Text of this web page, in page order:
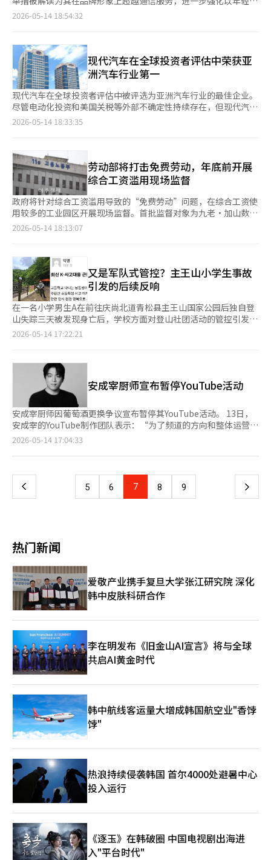
基于包括Dasakin在内的9种血液癌症治疗药物，构建了从诊断到
复发与不应答阶段的全周期治疗解决方案。博领BD&营销总部的成
续性和提高生活质量”，并表示：“我们将通过血液癌症的专业性
和学术依据为中心的营销，努力实现早期市场落地，赢得医疗人员
和患者的信任。”◆百卡斯针对X世代的广告……“重新唤醒热
情”东亚制药于14日发布了疲劳恢复药百卡斯的新广告活动‘请听
我说百卡斯’。此次活动将X世代重新定义为不仅仅是中年，而是
引领变化与挑战的一代，并将百卡斯扩展为超越“疲劳恢复”的品
牌，唤醒热情与潜力。广告中使用了X世代的代表音乐，如Seo
Taiji and Boys的‘我知道’和Duo的‘我们’，以增强共鸣。广
了听音乐的意义和饮用产品的意义，传递了激发能量的信息。广告
将在电视和数字渠道上发布。东亚制药相关人士表示：“此次活动
不仅是简单的安慰，更是重新照亮X世代的存在感和当下意义”，
并表示：“我们计划扩大品牌体验，使百卡斯不仅是疲劳恢复药，
更是唤醒热情、年轻和挑战意识的品牌。”※ 本报道经人工智能
（AI）系统翻译与编辑。
和应用程序上下载促销券，以300元的价格预订13日的文化日场
次。促销券采用先到先得的方式发放。《杀目地》是一部恐怖片，
前往水库，最终与黑暗深邃的水下某种东西相遇的故事。※ 本报
道经人工智能（AI）系统翻译与编辑。
代的情感、关系和内容消费体验为核心的生活方式平台战略。 LG
约.U+心意邮局”。 YouTube粉丝节是一个汇聚创作者、粉丝和年
轻一代，共同分享内容与文化的重要活动。在此次活动中，LG
U+将与谷歌、YouTube共同展示一个关注年轻一代情感表达和沟
通方式的品牌体验空间。 近年来，通信行业的AI技术竞争已从单纯
的功能和性能扩展到用户体验和品牌体验的中心。尤其是年轻一代
的内容消费和社区活动对平台使用体验产生了广泛影响，通信公司
也开始更加注重情感连接和日常AI体验的提供，而非单纯的技术本
身。 LG U+在此次快闪活动中，重点并非展示AI技术，而是关注情
媒体进行沟通的年轻一代，往往在真实情感表达上感到压力，因此
设计了结合手写信的模拟体验与AI技术的结构。 快闪展位以“邮
局”为主题，观众可以通过自助终端输入想要传达的对象和信息，
AI将整理内容并以实际信件的形式打印出来。这一体验不仅是简单
的数字信息，而是通过亲自书写和传递信件的方式，让技术更自然
地帮助情感表达。 体验空间将以情境任务的形式运营。观众可以
通过迷你游戏获得邮票，并将写好的信件放入创作者的邮筒或直接
递交。LG U+还将支持实际的邮寄服务。 现场还将设置LG U+的AI
体验AI在日常沟通中的应用方式。该结构根据输入和选择的不同，
结果也会有所变化，旨在提升用户对AI的亲切感和品牌的沉浸感。
在活动期间，LG U+还将举办“2026 U+创作者日”，邀请创作者
和大学生志愿者参与。约180人将参与创作者对话会和YouTube趋
势讲座等交流活动。 LG U+计划借此次合作，持续扩大结合AI技
术、内容和品牌体验的体验型营销。特别是基于“简约.U+”品牌
方向，专注于提供客户在日常生活中易于感知的AI体验，而非复杂
的技术。 LG U+市场营销集团常务张俊英表示：“‘YouTube粉丝
过连接的体验与客户的日常生活产生共鸣，传递品牌价值。”
2026-05-14 18:54:32
现代汽车在全球投资者评估中荣获亚
洲汽车行业第一
现代汽车在全球投资者评估中被评选为亚洲汽车行业的最佳企业。
尽管电动化投资和美国关税等外部不确定性持续存在，但现代汽车
的盈利能力和股东价值战略得到了市场的认可。 根据现代汽车的
行业综合排名第一。 엑스텔 인사이츠是一家针对美国、欧洲和亚洲
主要证券市场上市公司进行评估的全球投资者调查机构，评估内容
包括首席执行官（CEO）、首席财务官（CFO）、企业说明
（IR）、环境、社会及治理（ESG）以及董事会运作等。 该机构基
于机构投资者和证券公司分析师的评估来确定排名，被认为是全球
金融投资行业中具有公信力的评估之一。 此次调查针对69家亚洲
汽车及零部件企业进行，调查时间为去年11月至12月。亚洲地区
的评估将日本企业单独调查，现代汽车在不包括中国和日本的亚洲
获得了良好的评价。在CFO、IR负责人（CIRO）、IR项目、ESG
和董事会运作等领域均排名第一，而在CEO领域则排名第二。 特
别是在CFO领域，投资者对资本分配政策和股东回报方向的评价得
到了反映。现代汽车近年来通过扩大股息和回购股份等措施，强化
了股东回报政策。 现代汽车曾宣布，通过价值提升计划，力争到
2027年实现总股东回报率（TSR）超过35%的目标。同时，现代
汽车还实施了最低年度股息和季度股息制度，以提高投资者的可预
测性。 IR领域的竞争力也是主要评估因素之一。现代汽车定期为
话会议等活动。 针对北美、欧洲和亚洲主要投资者，现代汽车持
续解释电动化战略、中长期盈利计划和生产投资方向等内容。 近
年来，现代汽车扩大了与资本市场的沟通范围，逐渐从单纯的业绩
发布转向电动车销售战略、软件中心车辆（SDV）、电池供应链、
机器人技术和未来出行业务方向等中长期战略的介绍。 在ESG领
域，碳中和战略、供应链管理体系的强化以及以董事会为中心的管
理体系等也被纳入评估。现代汽车正在推进电动化转型和可再生能
源扩展政策，目标是在2045年实现碳中和。 现代汽车获得全球投
业利润创历史新高。高附加值车辆的销售增加、汇率效应以及北美
市场的销售增长等因素都对盈利能力的提升产生了影响。 现代汽
车相关人士表示：“此次结果是全球投资者对我们与投资者持续沟
2026-05-14 18:33:35
劳动部将打击免费劳动，年底前开展
综合工资滥用现场监督
政府将针对综合工资滥用导致的“免费劳动”问题，在综合工资使
用较多的工业园区开展现场监督。首批监督对象为九老·加山数字
产业园内的企业。 根据就业劳动部的消息，从即日起至年底，将
是一种与实际工作时间无关的工资计算方式，事先确定工资后进行
支付。然而，关于固定加班费滥用的案例日益增加，引发了人们的
担忧。 因此，政府在指导方针中明确要求，工资账簿和工资明细
表中必须区分基本工资和各类津贴。此外，即使签订了固定加班费
协议，若实际工作时间与约定金额相比不足，仍需支付差额。若不
支付，则构成拖欠工资。 还明确禁止不区分基本工资和津贴的固
定工资制，以及不区分加班、夜班和假日工作时间的固定津贴制。
若难以计算工作时间，建议使用场外视为工作时间制度、自由工作
底，接到的“综合工资·固定加班费滥用匿名举报中心”举报已达
42件，较去年同期（13件）大幅增加。因此，劳动部将启动对疑
似综合工资滥用地区的常态监督机制。 监督将针对匿名举报中心
接到的企业和所属工业园区内涉嫌违法的企业，每月依次进行一个
区域的监督。首批监督对象为九老·加山数字产业园内接到关于强
迫加班、工作妈妈因工作过度而晕倒、上下班时间虚假记录等举报
的企业。 同时，劳动部还将开展宣传活动，方便公众举报综合工
资滥用案例。将运营移动宣传车，围绕综合工资使用企业密集地区
进行巡回宣传，并在职场人士专用的匿名社区“Blind”上发布相
进行仔细审查，坚决追踪并惩治损害青年和弱势群体劳动价值的免
费劳动。”他还呼吁受免费劳动等侵害的劳动者不要害怕，积极进
行匿名举报。※ 本报道经人工智能（AI）系统翻译与编辑。
2026-05-14 18:13:07
又是军队式管控？主王山小学生事故
引发的后续反响
在一名小学男生A在前往庆尚北道青松县主王山国家公园后独自登
山失踪三天被发现身亡后，学校方面对登山社团活动的管控引发了
争议。 最近，各种在线社区中流传着一篇题为《最新K-事故应对
查而暂时无限期中止。” 他还提到：“原本计划在佛诞节假期期
间与社员们前往济州岛进行汉拿山登山，但费用支持也被取消
了。”并表示：“虽然无法阻止个人去山上，但要求不要让外界注
意到。” 他补充道：“汉拿山白鹿潭的登山计划是从今年初开始
准备的，大家都很期待。虽然决定个人筹集费用，但学校的应对显
得过于严厉。” 作者指出：“学校方面是否因担心民众投诉而采
取先发制人的措施我不太清楚，但军队式的应对依然存在。”并表
示：“无论什么活动，想要将事故降到零是不可能的，过度管控只
会导致其他副作用。” 该帖子的传播引发了在线上的激烈讨论。
生事故，学校或教师的责任就会变得很大，因此他们不得不感到畏
缩”，“如今对体验活动的抵触情绪越来越浓。” 而另一些网友
生安全管理及体验和户外活动的运营方式的争论也在持续。※ 本
2026-05-14 17:22:21
安成宰厨师宣布暂停YouTube活动
安成宰厨师因葡萄酒更换争议宣布暂停其YouTube活动。 13日，
安成宰的YouTube制作团队表示：“为了频道的方向和整体运营，
以及更谨慎的内容制作，我们希望暂时进行频道的重新调整。”
将努力以更负责任的态度和更优质的内容回归。” 最近，网友A在
萄酒更换的问题。A表示：“我点了2005年的‘香农·雷奥维尔·
巴尔通’，但服务的侍酒师却上了2005年的产品。”他还声
厅‘莫苏’发生的服务不周，我再次表示诚挚的歉意。” 他还表
示：“作为对‘莫苏’负有无限责任的老板厨师，我承诺将严格管
理，确保此类事件不再发生。” 然而，安成宰在发布道歉信的当
天却在YouTube频道上传了新视频，遭到了网友的批评。该视频的
评论区出现了“道歉信发布后就上传视频？”“偏偏在这个时机上
传？”等反应。※ 本报道经人工智能（AI）系统翻译与编辑。
2026-05-14 17:04:33
上
页
5 6 7 8 9 下
热门新闻
爱敬产业携手复旦大学张江研究院 深化
韩中皮肤科研合作
李在明发布《旧金山AI宣言》将与全球
共启AI黄金时代
韩中航线客运量大增成韩国航空业"香饽
饽"
热浪持续侵袭韩国 首尔4000处避暑中心
投入运行
《逐玉》在韩破圈 中国电视剧出海进
入"平台时代"